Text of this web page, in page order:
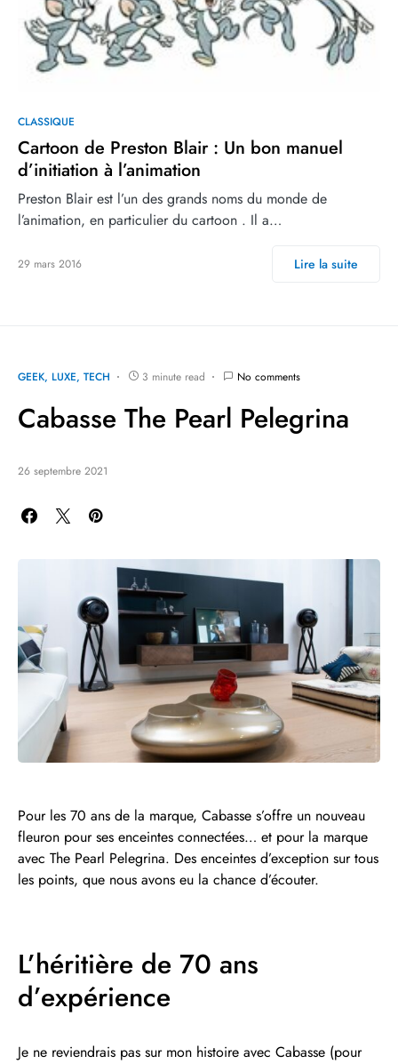
CLASSIQUE
Cartoon de Preston Blair : Un bon manuel
d’initiation à l’animation
Preston Blair est l’un des grands noms du monde de
l’animation, en particulier du cartoon . Il a…
29 mars 2016 Lire la suite
GEEK LUXE TECH 3 minute read No comments
Cabasse The Pearl Pelegrina
26 septembre 2021
Pour les 70 ans de la marque, Cabasse s’offre un nouveau
fleuron pour ses enceintes connectées… et pour la marque
avec The Pearl Pelegrina. Des enceintes d’exception sur tous
les points, que nous avons eu la chance d’écouter.
L’héritière de 70 ans
d’expérience
Je ne reviendrais pas sur mon histoire avec Cabasse (pour